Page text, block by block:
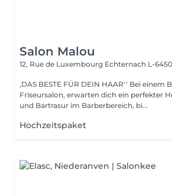
Salon Malou
12, Rue de Luxembourg Echternach L-6450
,DAS BESTE FÜR DEIN HAAR'' Bei einem Besuch in Unserem
Friseursalon, erwarten dich ein perfekter
und Bartrasur im Barberbereich, bi...
Hochzeitspaket